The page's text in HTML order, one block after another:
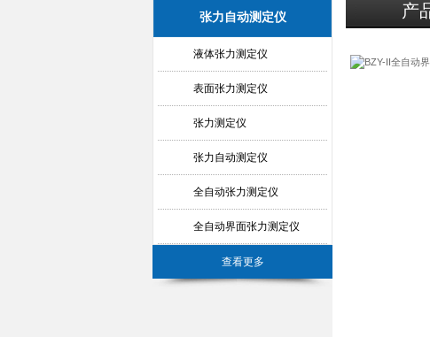
张力自动测定仪
液体张力测定仪
表面张力测定仪
张力测定仪
张力自动测定仪
全自动张力测定仪
全自动界面张力测定仪
查看更多
产